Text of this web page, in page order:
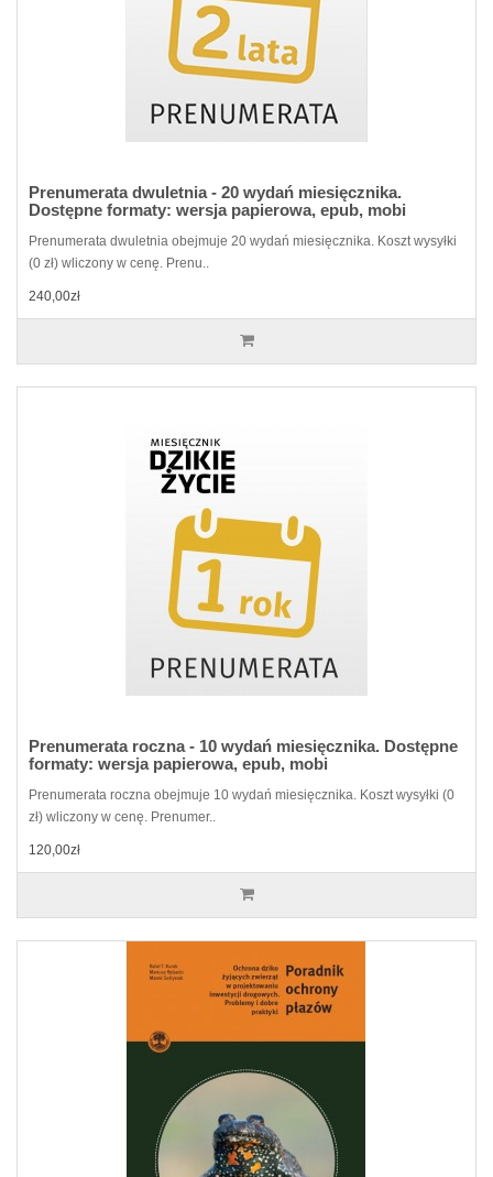
Prenumerata dwuletnia - 20 wydań miesięcznika.
Dostępne formaty: wersja papierowa, epub, mobi
Prenumerata dwuletnia obejmuje 20 wydań miesięcznika. Koszt wysyłki
(0 zł) wliczony w cenę. Prenu..
240,00zł
Prenumerata roczna - 10 wydań miesięcznika. Dostępne
formaty: wersja papierowa, epub, mobi
Prenumerata roczna obejmuje 10 wydań miesięcznika. Koszt wysyłki (0
zł) wliczony w cenę. Prenumer..
120,00zł